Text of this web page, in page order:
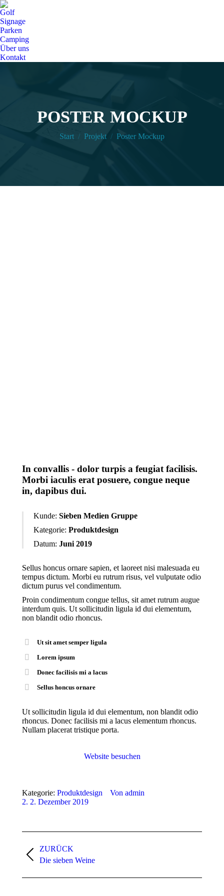
Golf
Signage
Parken
Camping
Über uns
Kontakt
POSTER MOCKUP
Sie befinden sich hier:
Start
Projekt Poster Mockup
In convallis - dolor turpis a feugiat facilisis.
Morbi iaculis erat posuere, congue neque
in, dapibus dui.
Kunde: Sieben Medien Gruppe
Kategorie: Produktdesign
Datum: Juni 2019
Sellus honcus ornare sapien, et laoreet nisi malesuada eu
tempus dictum. Morbi eu rutrum risus, vel vulputate odio
dictum purus vel condimentum.
Proin condimentum congue tellus, sit amet rutrum augue
interdum quis. Ut sollicitudin ligula id dui elementum,
non blandit odio rhoncus.
Ut sit amet semper ligula
Lorem ipsum
Donec facilisis mi a lacus
Sellus honcus ornare
Ut sollicitudin ligula id dui elementum, non blandit odio
rhoncus. Donec facilisis mi a lacus elementum rhoncus.
Nullam placerat tristique porta.
Website besuchen
Kategorie: Produktdesign Von admin
2. 2. Dezember 2019
Navigation
ZURÜCK
Vorheriges
Die sieben Weine